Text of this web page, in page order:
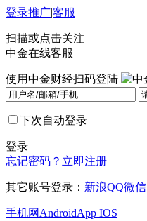
登录推广|客服 |
扫描或点击关注
中金在线客服
使用中金财经扫码登陆
下次自动登录
登录
忘记密码？ 立即注册
其它账号登录： 新浪QQ微信
手机网 AndroidApp IOS